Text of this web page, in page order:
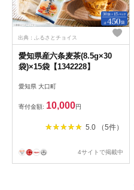
出典：ふるさとチョイス
愛知県産六条麦茶(8.5g×30
袋)×15袋【1342228】
愛知県 大口町
寄付金額: 10,000円
5.0 （5件）
4サイトで掲載中